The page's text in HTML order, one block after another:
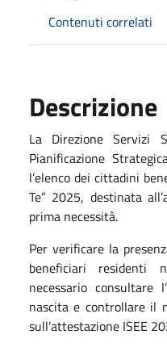
Contenuti correlati
Descrizione
La Direzione Servizi
Pianificazione
l’elenco dei cittadini
Te” 2025, destinata
prima necessità.
Per verificare la
beneficiari residenti
necessario consultare
nascita e controllare il
sull’attestazione ISEE